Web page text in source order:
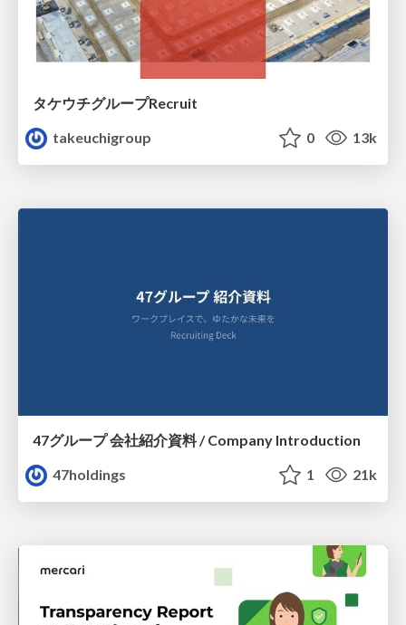
タケウチグループRecruit
takeuchigroup
0 13k
47グループ 会社紹介資料 / Company Introduction
47holdings
1 21k